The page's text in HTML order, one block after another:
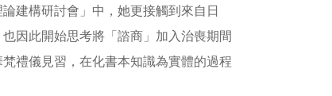
建構研討會」中，她更接觸到來自日
因此開始思考將「諮商」加入治喪期間
禮儀見習，在化書本知識為實體的過程